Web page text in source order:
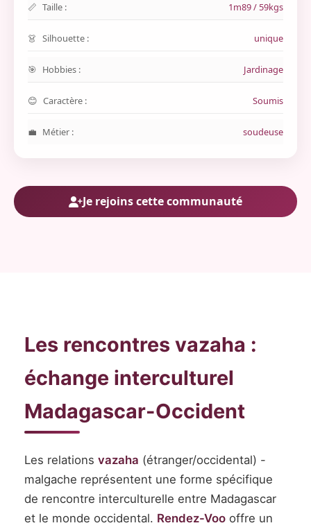
Taille : 1m89 / 59kgs
Silhouette : unique
Hobbies : Jardinage
Caractère : Soumis
Métier : soudeuse
Je rejoins cette communauté
Les rencontres vazaha :
échange interculturel
Madagascar-Occident
Les relations vazaha (étranger/occidental) -
malgache représentent une forme spécifique
de rencontre interculturelle entre Madagascar
et le monde occidental. Rendez-Voo offre un